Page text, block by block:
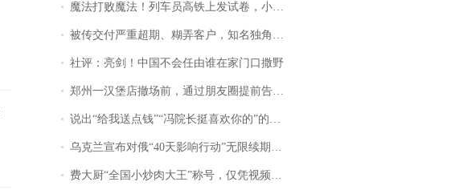
魔法打败魔法！列车员高铁上发试卷，小朋友一秒静音，12306回应：列车员个人行为，不是铁路规定
被传交付严重超期、糊弄客户，知名独角兽车企创始人回应：都没证据，将依法采取措施，“本人长期与美国交管局保持沟通，对方表示肯定”
社评：亮剑！中国不会任由谁在家门口撒野
郑州一汉堡店撤场前，通过朋友圈提前告知逐一退费，有顾客仅剩1元也全被退回，分文不少；顾客：言而有信，让人感动
说出“给我送点钱”“冯院长挺喜欢你的”的执行局局长被停职，被骚扰的当事人还有问题待解决
乌克兰宣布对俄“40天影响行动”无限续期，7月两国对轰数据均创纪录
费大厨“全国小炒肉大王”称号，仅凭视频评出？中国烹饪协会回应